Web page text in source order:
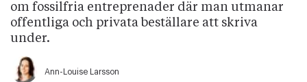
om fossilfria entreprenader där man utmanar
offentliga och privata beställare att skriva
under.
Ann-Louise Larsson